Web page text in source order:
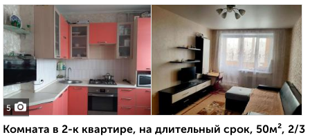
5
Комната в 2-к квартире, на длительный срок, 50м², 2/3